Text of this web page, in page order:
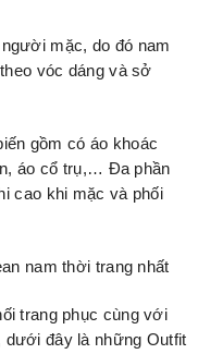
mặc, do đó nam
vóc dáng và sở
gồm có áo khoác
áo cổ trụ,… Đa phần
cao khi mặc và phối
nam thời trang nhất
trang phục cùng với
dưới đây là những Outfit